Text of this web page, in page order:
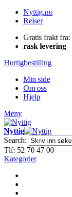
Nyttig.no
Reiser
Gratis frakt fra:
rask levering
Hurtigbestilling
Min side
Om oss
Hjelp
Meny
Nyttig
Search:
Tlf: 52 70 47 00
Kategorier